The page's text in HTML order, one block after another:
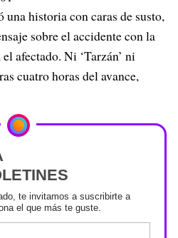
historia con caras de susto,
sobre el accidente con la
afectado. Ni ‘Tarzán’ ni
cuatro horas del avance,
te invitamos a suscribirte a
el que más te guste.